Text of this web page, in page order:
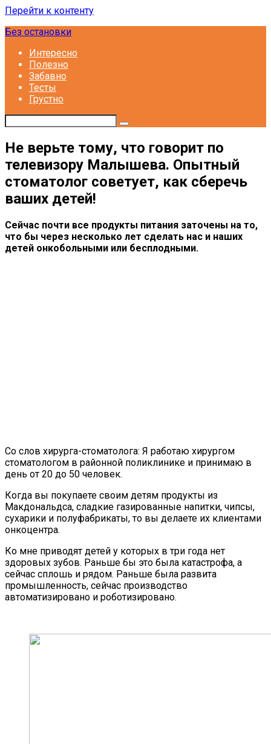
Перейти к контенту
Без остановки
Интересно
Полезно
Забавно
Тесты
Грустно
Не верьте тому, что говорит по
телевизору Малышева. Опытный
стоматолог советует, как сберечь
ваших детей!
Сейчас почти все продукты питания заточены на то,
что бы через несколько лет сделать нас и наших
детей онкобольными или бесплодными.
Со слов хирурга-стоматолога: Я работаю хирургом
стоматологом в районной поликлинике и принимаю в
день от 20 до 50 человек.
Когда вы покупаете своим детям продукты из
Макдональдса, сладкие газированные напитки, чипсы,
сухарики и полуфабрикаты, то вы делаете их клиентами
онкоцентра.
Ко мне приводят детей у которых в три года нет
здоровых зубов. Раньше бы это была катастрофа, а
сейчас сплошь и рядом. Раньше была развита
промышленность, сейчас производство
автоматизировано и роботизировано.